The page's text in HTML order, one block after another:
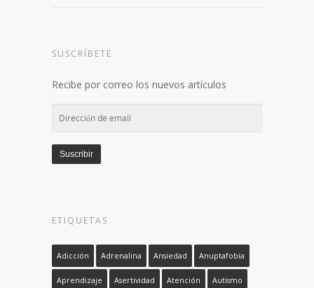
SUSCRÍBETE
Recibe por correo los nuevos artículos
email
Suscribir
ETIQUETAS
Adicción Adrenalina Ansiedad Anuptafobia
Aprendizaje Asertividad Atención Autismo